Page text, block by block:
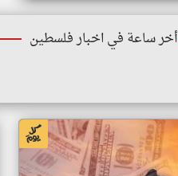
أخر ساعة في اخبار فلسطين